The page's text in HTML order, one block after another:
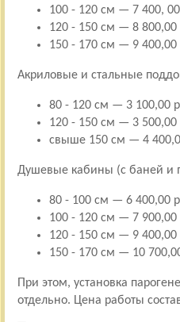
100 - 120 см — 7 400,
120 - 150 см — 8 800,00
150 - 170 см — 9 400,00
Акриловые и стальные
80 - 120 см — 3 100,00
120 - 150 см — 3 500,00
свыше 150 см — 4
Душевые кабины (с баней и
80 - 100 см — 6 400,00
100 - 120 см — 7 900,00
120 - 150 см — 9 400,00
150 - 170 см — 10
При этом, установка
отдельно. Цена работы